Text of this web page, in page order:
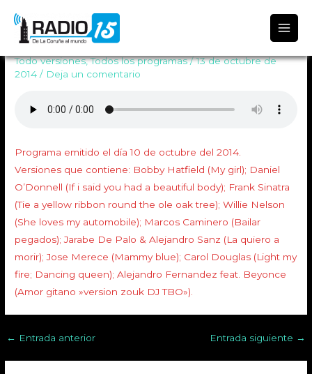
Programa Todo Versiones 508
Todo versiones,Todos los programas/13 de octubre de
2014/ Deja un comentario
Programa emitido el día 10 de octubre del 2014.
Versiones que contiene: Bobby Hatfield (My girl); Daniel
O’Donnell (If i said you had a beautiful body); Frank Sinatra
(Tie a yellow ribbon round the ole oak tree); Willie Nelson
(She loves my automobile); Marcos Caminero (Bailar
pegados); Jarabe De Palo & Alejandro Sanz (La quiero a
morir); Jose Merece (Mammy blue); Carol Douglas (Light my
fire; Dancing queen); Alejandro Fernandez feat. Beyonce
(Amor gitano »version zouk DJ TBO»).
← Entrada anterior Entrada siguiente →